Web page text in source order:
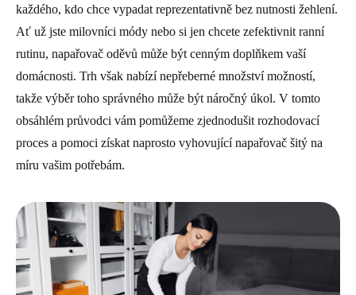
každého, kdo chce vypadat reprezentativně bez nutnosti žehlení.
Ať už jste milovníci módy nebo si jen chcete zefektivnit ranní
rutinu, napařovač oděvů může být cenným doplňkem vaší
domácnosti. Trh však nabízí nepřeberné množství možností,
takže výběr toho správného může být náročný úkol. V tomto
obsáhlém průvodci vám pomůžeme zjednodušit rozhodovací
proces a pomoci získat naprosto vyhovující napařovač šitý na
míru vašim potřebám.